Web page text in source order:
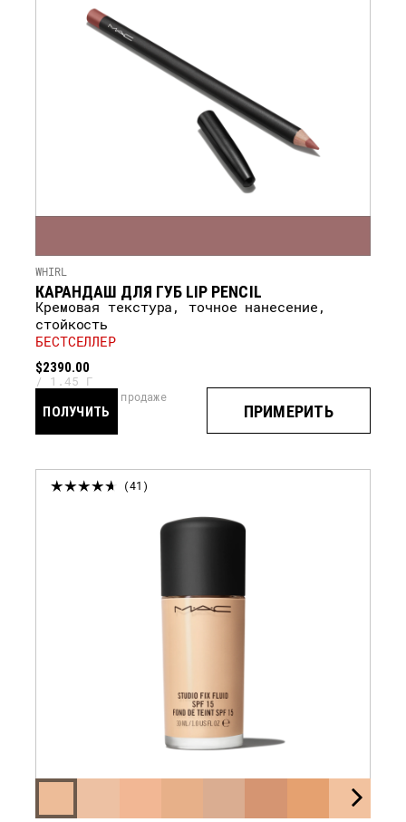
WHIRL
КАРАНДАШ ДЛЯ ГУБ LIP PENCIL
Кремовая текстура, точное нанесение,
стойкость
БЕСТСЕЛЛЕР
$2390.00
1.45 Г
ПРИМЕРИТЬ
ПОЛУЧИТЬ
скоро в продаже
41